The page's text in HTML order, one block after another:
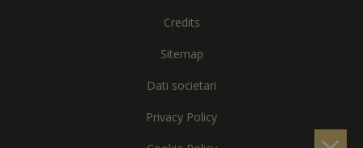
Credits
Sitemap
Dati societari
Privacy Policy